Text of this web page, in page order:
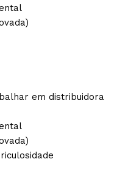
em distribuidora